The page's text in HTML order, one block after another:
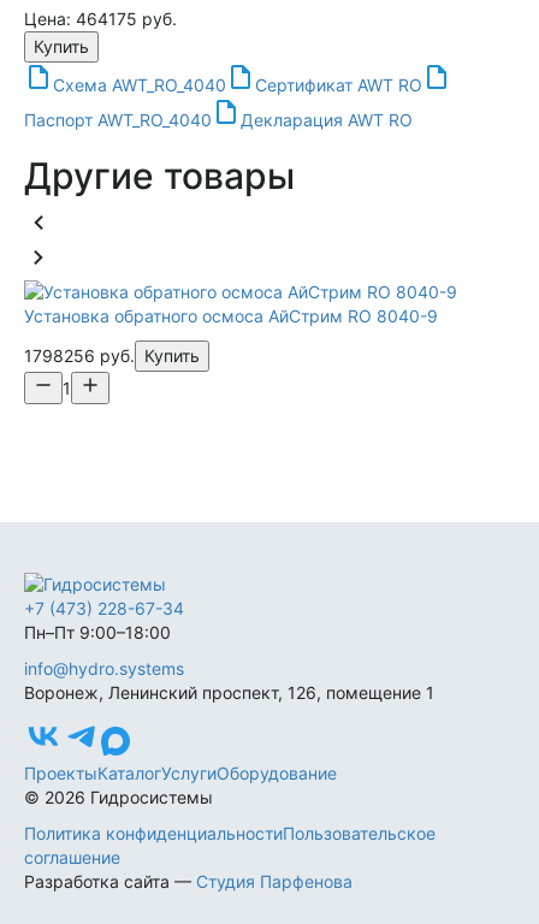
Цена: 464175 руб.
Купить
Схема AWT_RO_4040
Сертификат AWT RO
Паспорт AWT_RO_4040
Декларация AWT RO
Другие товары
Установка обратного осмоса АйСтрим RO 8040-9
1798256 руб. Купить
1
+7 (473) 228-67-34
Пн–Пт 9:00–18:00
info@hydro.systems
Воронеж, Ленинский проспект, 126, помещение 1
ПроектыКаталогУслугиОборудование
© 2026 Гидросистемы
Политика конфиденциальностиПользовательское
соглашение
Разработка сайта — Студия Парфенова